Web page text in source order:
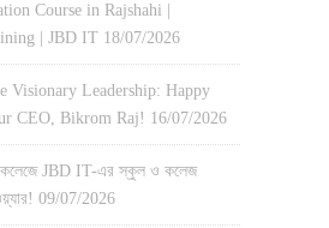
Course in Rajshahi |
| JBD IT 18/07/2026
Visionary Leadership: Happy
CEO, Bikrom Raj! 16/07/2026
কলেজে JBD IT-এর স্কুল ও কলেজ
09/07/2026